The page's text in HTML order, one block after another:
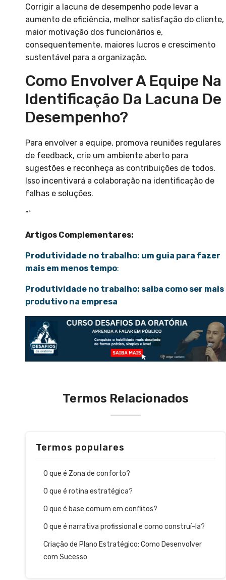
Corrigir a lacuna de desempenho pode levar a
aumento de eficiência, melhor satisfação do cliente,
maior motivação dos funcionários e,
consequentemente, maiores lucros e crescimento
sustentável para a organização.
Como Envolver A Equipe Na
Identificação Da Lacuna De
Desempenho?
Para envolver a equipe, promova reuniões regulares
de feedback, crie um ambiente aberto para
sugestões e reconheça as contribuições de todos.
Isso incentivará a colaboração na identificação de
falhas e soluções.
“`
Artigos Complementares:
Produtividade no trabalho: um guia para fazer
mais em menos tempo:
Produtividade no trabalho: saiba como ser mais
produtivo na empresa
Termos Relacionados
Termos populares
O que é Zona de conforto?
O que é rotina estratégica?
O que é base comum em conflitos?
O que é narrativa profissional e como construí-la?
Criação de Plano Estratégico: Como Desenvolver
com Sucesso